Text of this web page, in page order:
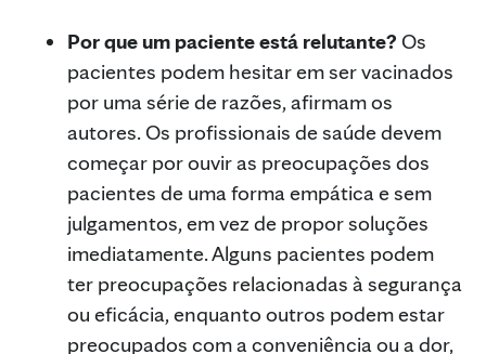
Por que um paciente está relutante? Os
pacientes podem hesitar em ser vacinados
por uma série de razões, afirmam os
autores. Os profissionais de saúde devem
começar por ouvir as preocupações dos
pacientes de uma forma empática e sem
julgamentos, em vez de propor soluções
imediatamente. Alguns pacientes podem
ter preocupações relacionadas à segurança
ou eficácia, enquanto outros podem estar
preocupados com a conveniência ou a dor,